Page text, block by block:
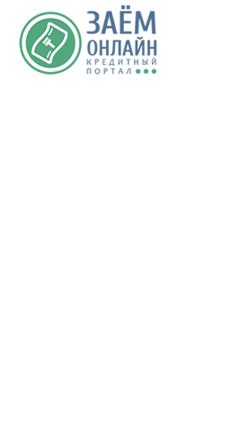
Перейти к основному содержанию